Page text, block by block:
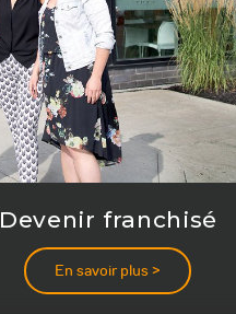
Devenir franchisé
En savoir plus >